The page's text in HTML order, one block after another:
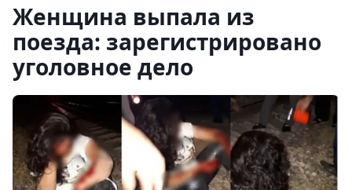
Женщина выпала из
поезда: зарегистрировано
уголовное дело